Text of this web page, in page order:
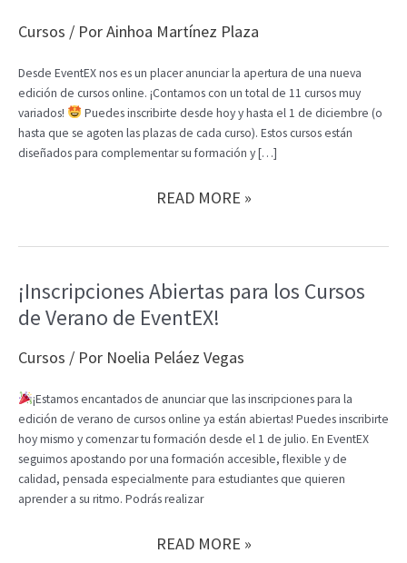
Cursos / PorAinhoa Martínez Plaza
Desde EventEX nos es un placer anunciar la apertura de una nueva
edición de cursos online. ¡Contamos con un total de 11 cursos muy
variados!
Puedes inscribirte desde hoy y hasta el 1 de diciembre (o
hasta que se agoten las plazas de cada curso). Estos cursos están
diseñados para complementar su formación y […]
¡COMIENZA
NUESTROS
CURSOS
READ MORE »
¡Inscripciones Abiertas para los Cursos
de Verano de EventEX!
Cursos / Por Noelia Peláez Vegas
¡Estamos encantados de anunciar que las inscripciones para la
edición de verano de cursos online ya están abiertas! Puedes inscribirte
hoy mismo y comenzar tu formación desde el 1 de julio. En EventEX
seguimos apostando por una formación accesible, flexible y de
calidad, pensada especialmente para estudiantes que quieren
aprender a su ritmo. Podrás realizar
¡INSCRIPCIONES
READ MORE »